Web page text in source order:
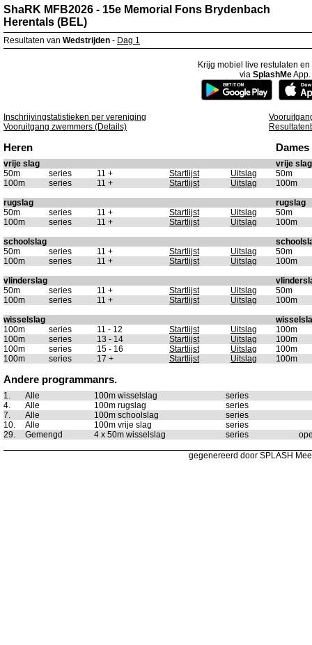
ShaRK MFB2026 - 15e Memorial Fons Brydenbach
Herentals (BEL)
Resultaten van Wedstrijden - Dag 1
Krijg mobiel live restulaten
via SplashMeApp.
Inschrijvingstatistieken per vereniging
Vooruitgang zwemmers (Details)
Heren Dames
vrije slag
vrije slag
50m
series 11 + Startlijst Uitslag
50m
100m
series 11 + Startlijst Uitslag
100m
rugslag
rugslag
50m
series 11 + Startlijst Uitslag
50m
100m
series 11 + Startlijst Uitslag
100m
schoolslag
50m
series 11 + Startlijst Uitslag
50m
100m
series 11 + Startlijst Uitslag
100m
vlinderslag
50m
series 11 + Startlijst Uitslag
50m
100m
series 11 + Startlijst Uitslag
100m
wisselslag
100m
series 11 - 12 Startlijst Uitslag
100m
100m
series 13 - 14 Startlijst Uitslag
100m
100m
series 15 - 16 Startlijst Uitslag
100m
100m
series 17 + Startlijst Uitslag 100m
Andere programmanrs.
1. Alle 100m wisselslag
series
4.
Alle 100m rugslag
series
7.
Alle 100m schoolslag
series
10.
Alle 100m vrije slag
series
29.
Gemengd 4 x 50m wisselslag series
gegenereerd door SPLASH